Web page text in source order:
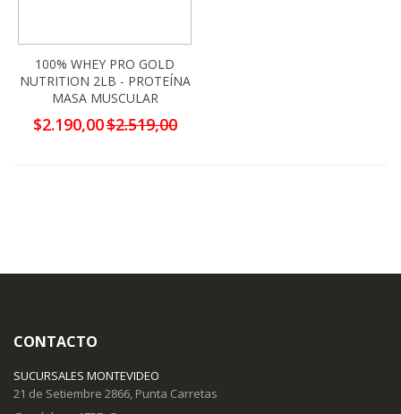
100% WHEY PRO GOLD
NUTRITION 2LB - PROTEÍNA
MASA MUSCULAR
Precio
especial
$2.190,00$2.519,00
CONTACTO
SUCURSALES MONTEVIDEO
21 de Setiembre 2866, Punta Carretas